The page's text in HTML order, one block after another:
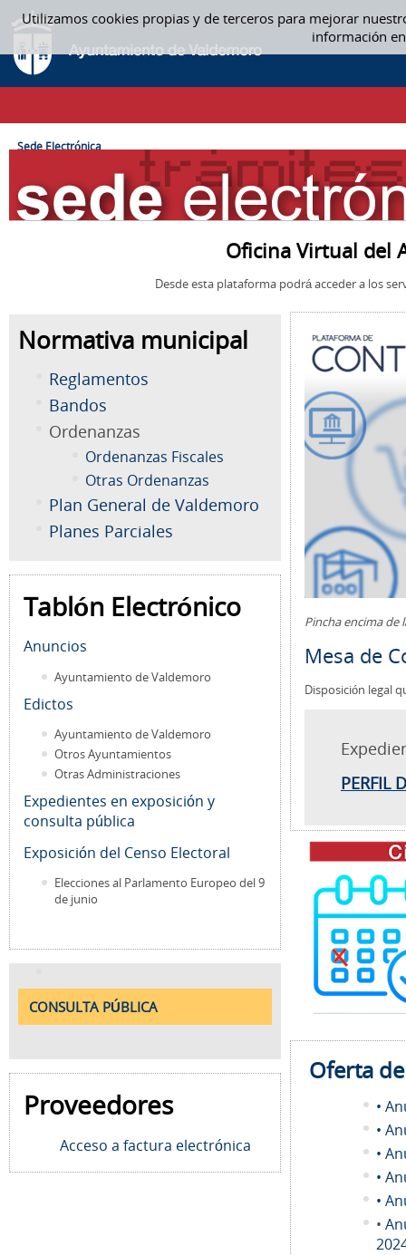
Utilizamos cookies propias y de terceros para mejorar
información
Saltar al contenido
SEDE ELECTRÓNICA
CAMINO DE MIGAS
Sede Electrónica
Oficina Virtual del
Desde esta plataforma podrá acceder a los
Normativa municipal
Reglamentos
Bandos
Ordenanzas
Ordenanzas Fiscales
Otras Ordenanzas
Plan General de Valdemoro
Planes Parciales
Tablón Electrónico
Anuncios
Ayuntamiento de Valdemoro
Edictos
Ayuntamiento de Valdemoro
Otros Ayuntamientos
Otras Administraciones
Expedientes en exposición y
consulta pública
Exposición del Censo Electoral
Elecciones al Parlamento Europeo del 9
de junio
CONSULTA PÚBLICA
Proveedores
Acceso a factura electrónica
Pincha encima de
Mesa de
Disposición legal
PERFIL
Oferta
•
•
•
•
•
•